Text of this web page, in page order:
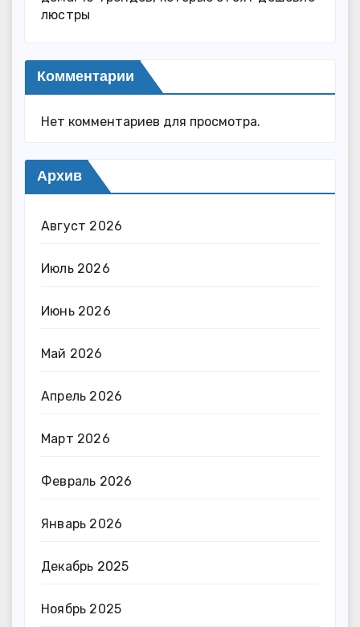
люстры
Комментарии
Нет комментариев для просмотра.
Архив
Август 2026
Июль 2026
Июнь 2026
Май 2026
Апрель 2026
Март 2026
Февраль 2026
Январь 2026
Декабрь 2025
Ноябрь 2025